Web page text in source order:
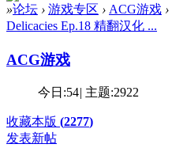
»论坛 › 游戏专区 › ACG游戏 ›
Delicacies Ep.18 精翻汉化 ...
ACG游戏
今日:54| 主题:2922
收藏本版 (2277)
发表新帖